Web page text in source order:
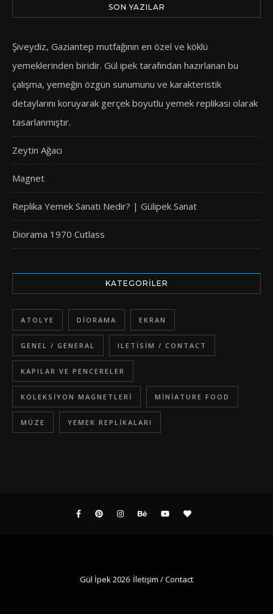
SON YAZILAR
Şiveydiz, Gaziantep mutfağının en özel ve köklü
yemeklerinden biridir. Gül ipek tarafından hazırlanan bu
çalışma, yemeğin özgün sunumunu ve karakteristik
detaylarını koruyarak gerçek boyutlu yemek replikası olarak
tasarlanmıştır.
Zeytin Ağacı
Magnet
Replika Yemek Sanatı Nedir? | Gülipek Sanat
Diorama 1970 Cutlass
KATEGORILER
ATOLYE DIORAMA EKRAN
GENEL / GENERAL ILETISIM / CONTACT
KAPILAR VE PENCERELER
KOLEKSIYON MAGNETLERI MINIATURE FOOD
MÜZE YEMEK REPLIKALARI
Gül İpek 2026 İletişim / Contact